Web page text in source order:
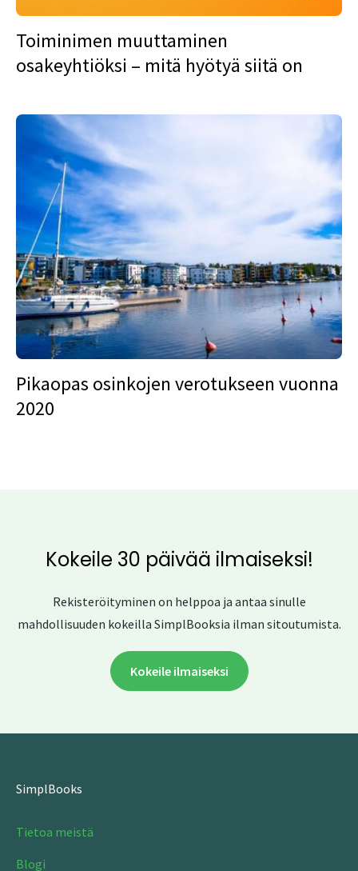
Toiminimen muuttaminen
osakeyhtiöksi – mitä hyötyä siitä on
Pikaopas osinkojen verotukseen vuonna
2020
Kokeile 30 päivää ilmaiseksi!
Rekisteröityminen on helppoa ja antaa sinulle
mahdollisuuden kokeilla SimplBooksia ilman sitoutumista.
Kokeile ilmaiseksi
SimplBooks
Tietoa meistä
Blogi